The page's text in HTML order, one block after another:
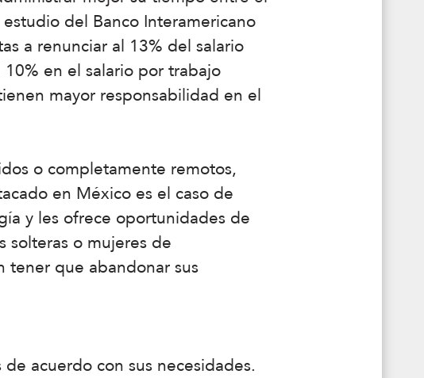
del Banco Interamericano
a renunciar al 13% del salario
en el salario por trabajo
mayor responsabilidad en el
o completamente remotos,
en México es el caso de
y les ofrece oportunidades de
solteras o mujeres de
tener que abandonar sus
acuerdo con sus necesidades.